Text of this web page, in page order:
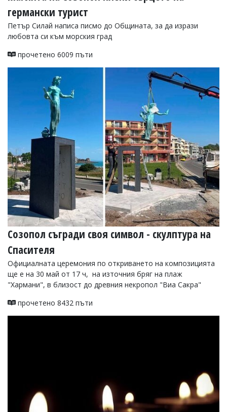
Коментарите
статиите
се
от
читателите
откриете
обиден
за
вас
коментар,
моля
сигнализирайте
германски турист
Петър Силай написа писмо до Общината, за да изрази
любовта си към морския град
прочетено 6009 пъти
Созопол съгради своя символ - скулптура на
Спасителя
Официалната церемония по откриването на композицията
ще е на 30 май от 17 ч, на източния бряг на плаж
"Хармани", в близост до древния некропол "Виа Сакра"
прочетено 8432 пъти